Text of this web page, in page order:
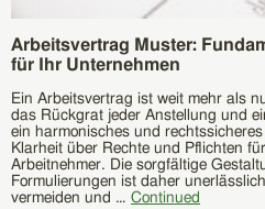
Arbeitsvertrag Muster:
für Ihr Unternehmen
Ein Arbeitsvertrag ist weit mehr als
das Rückgrat jeder Anstellung und
ein harmonisches und
Klarheit über Rechte und Pflichten
Arbeitnehmer. Die sorgfältige
Formulierungen ist daher
vermeiden und … Continued